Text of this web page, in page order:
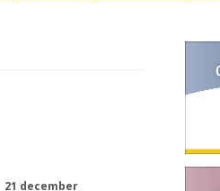
21 december